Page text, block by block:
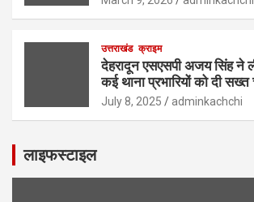
उत्तराखंड क्राइम
देहरादून एसएसपी अजय सिंह ने
कई थाना प्रभारियों को दी सख्त
July 8, 2025 adminkachchi
लाइफस्टाइल